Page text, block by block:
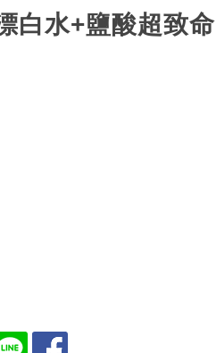
白水+鹽酸超致命